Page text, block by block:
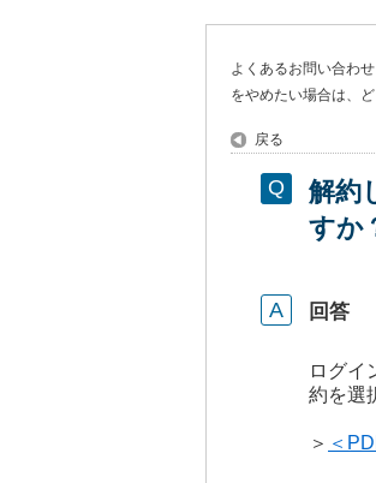
よくあるお問い合わせ
をやめたい場合は、
戻る
解約
すか
回答
ログイ
約を選
＞ ＜